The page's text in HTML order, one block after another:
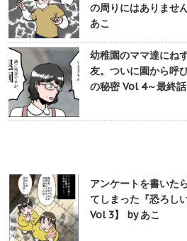
の周りにはありませ
あこ
幼稚園のママ達にね
友。ついに園から呼
の秘密 Vol 4～最終
アンケートを書いた
てしまった『恐ろし
Vol 3】 by あこ